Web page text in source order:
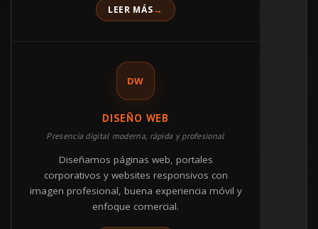
LEER MÁS
DW
DISEÑO WEB
Presencia digital moderna, rápida y profesional
Diseñamos páginas web, portales
corporativos y websites responsivos con
imagen profesional, buena experiencia móvil y
enfoque comercial.